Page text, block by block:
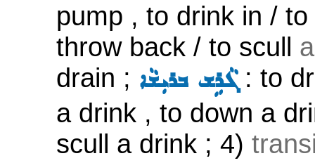
pump , to drink in /
throw back / to scull
drain ; ܓܵܪܹܫ ܒܪܝܼܫܵܐ: to
a drink , to down a
scull a drink ; 4)